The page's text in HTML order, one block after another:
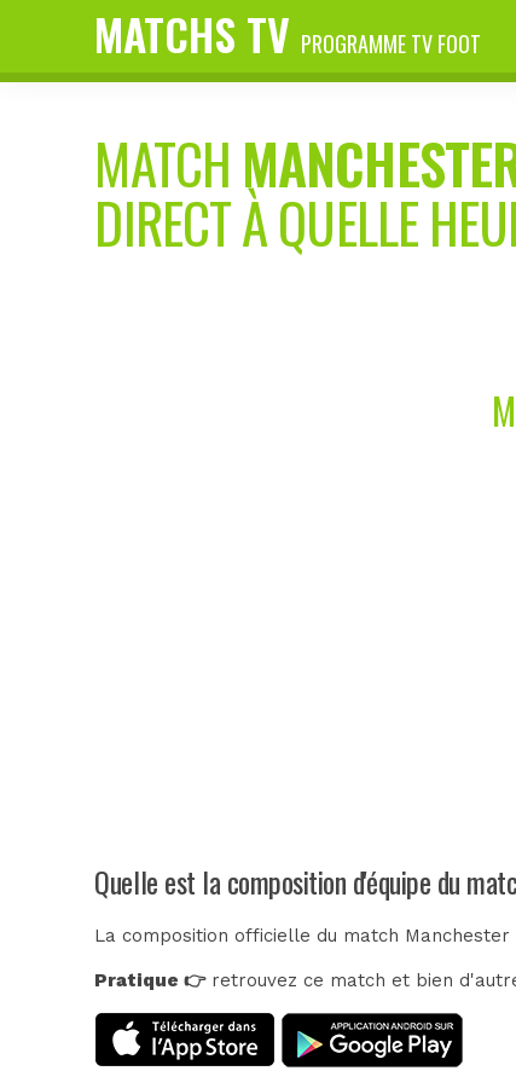
MATCHS TV PROGRAMME TV FOOT
MATCH
DIRECT À QUELLE
Quelle est la composition d'équipe du
La composition officielle du match
Pratique 👉retrouvez ce match et bien